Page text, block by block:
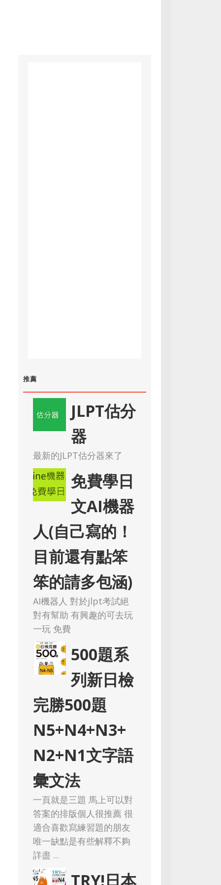
推薦
JLPT估分
器
最新的JLPT估分器來了
免費學日
文AI機器
人(自己寫的！
目前還有點笨
笨的請多包涵)
AI機器人 對於jlpt考試絕
對有幫助 有興趣的可去玩
一玩 免費
500題系
列新日檢
完勝500題
N5+N4+N3+
N2+N1文字語
彙文法
一頁就是三題 馬上可以對
答案的排版個人很推薦 很
適合喜歡寫練習題的朋友
唯一缺點是有些解釋不夠
詳盡 ...
TRY!日本